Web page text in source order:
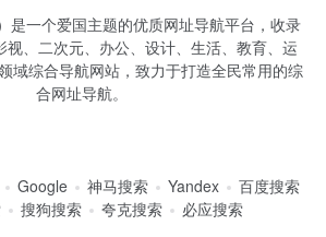
是一个爱国主题的优质网址导航平台，收录
视、二次元、办公、设计、生活、教育、运
域综合导航网站，致力于打造全民常用的综
合网址导航。
Google 神马搜索 Yandex
百度搜索
搜狗搜索 夸克搜索
必应搜索